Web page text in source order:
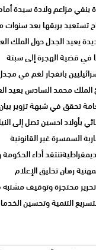
مزاعم ولادة سيدة أمام
تستعيد بريقها بعد سنوات
يعيد الجدل حول الملك
بانفجار لغم في
الملك محمد السادس بعيد
تحقق في شبهة تزوير
احسين تصل إلى
السمسرة غير القانونية
أداء الحكومة
رهان تخليق الإعلام
محتجزة وتوقيف مشتبه
التنمية وتحسين